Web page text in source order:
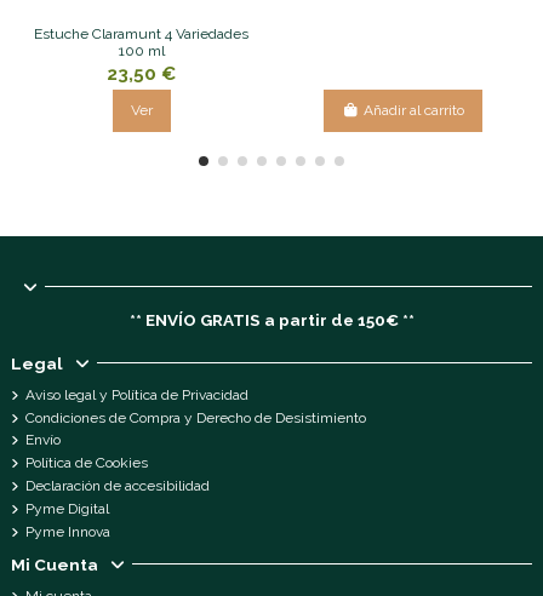
Estuche Claramunt 4 Variedades
100 ml
23,50 €
Ver Añadir al carrito
** ENVÍO GRATIS a partir de 150€ **
Legal
Aviso legal y Política de Privacidad
Condiciones de Compra y Derecho de Desistimiento
Envío
Política de Cookies
Declaración de accesibilidad
Pyme Digital
Pyme Innova
Mi Cuenta